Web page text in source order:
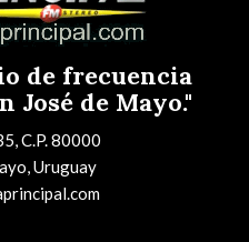
de frecuencia
José de Mayo."
C.P. 80000
Uruguay